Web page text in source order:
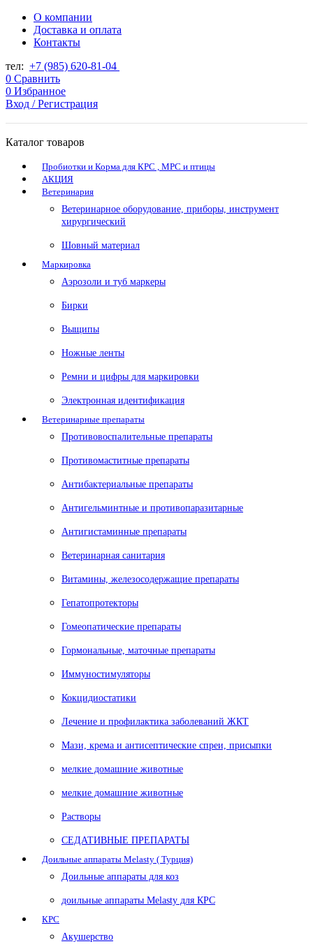
О компании
Доставка и оплата
Контакты
тел: +7 (985) 620-81-04
0 Сравнить
0 Избранное
Вход / Регистрация
Каталог товаров
Пробиотки и Корма для КРС , МРС и птицы
АКЦИЯ
Ветеринария
Ветеринарное оборудование, приборы, инструмент
хирургический
Шовный материал
Маркировка
Аэрозоли и туб маркеры
Бирки
Выщипы
Ножные ленты
Ремни и цифры для маркировки
Электронная идентификация
Ветеринарные препараты
Противовоспалительные препараты
Противомаститные препараты
Антибактериальные препараты
Антигельминтные и противопаразитарные
Антигистаминные препараты
Ветеринарная санитария
Витамины, железосодержащие препараты
Гепатопротекторы
Гомеопатические препараты
Гормональные, маточные препараты
Иммуностимуляторы
Кокцидиостатики
Лечение и профилактика заболеваний ЖКТ
Мази, крема и антисептические спреи, присыпки
мелкие домашние животные
мелкие домашние животные
Растворы
СЕДАТИВНЫЕ ПРЕПАРАТЫ
Доильные аппараты Melasty ( Турция)
Доильные аппараты для коз
доильные аппараты Melasty для КРС
КРС
Акушерство